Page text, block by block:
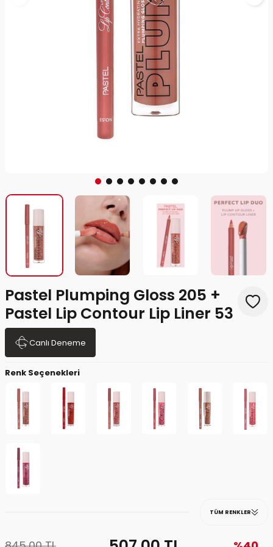
Pastel Plumping Gloss 205 +
Pastel Lip Contour Lip Liner 53
Canlı Deneme
Renk Seçenekleri
TÜM RENKLER